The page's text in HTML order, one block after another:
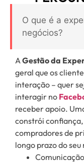
O que é a
negócios?
A Gestão da
geral que os
interação – quer
interagir no
receber apoio.
constrói
compradores de
longo prazo do seu